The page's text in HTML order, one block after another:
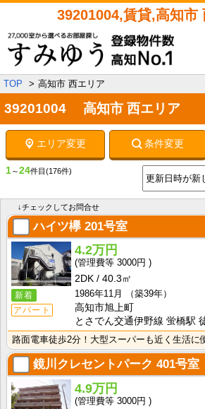
39201004,賃貸,高知市
TOP 高知市 西エリア
39201004 高知市 西エリア
エリア変更 条件変更
1～24件目 (176件)
↓チェックしてお問合せ
ハイツ欅201号室
新着
アパート
4.2万円
3000円
2DK
40.3㎡
1986年11月
（築39年）
高知市旭上町
とさでん交通伊野線 蛍橋駅
鏡川クレセントパーク 401号室
4.9万円
3000円